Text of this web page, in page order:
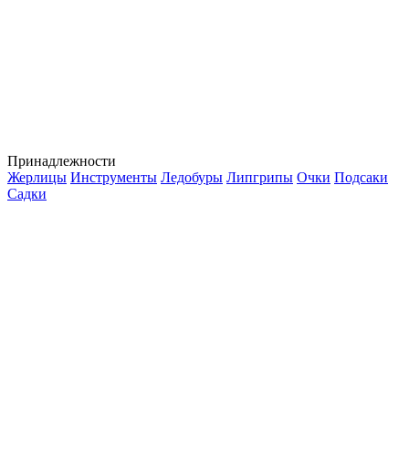
Принадлежности
Жерлицы Инструменты Ледобуры Липгрипы Очки Подсаки
Садки